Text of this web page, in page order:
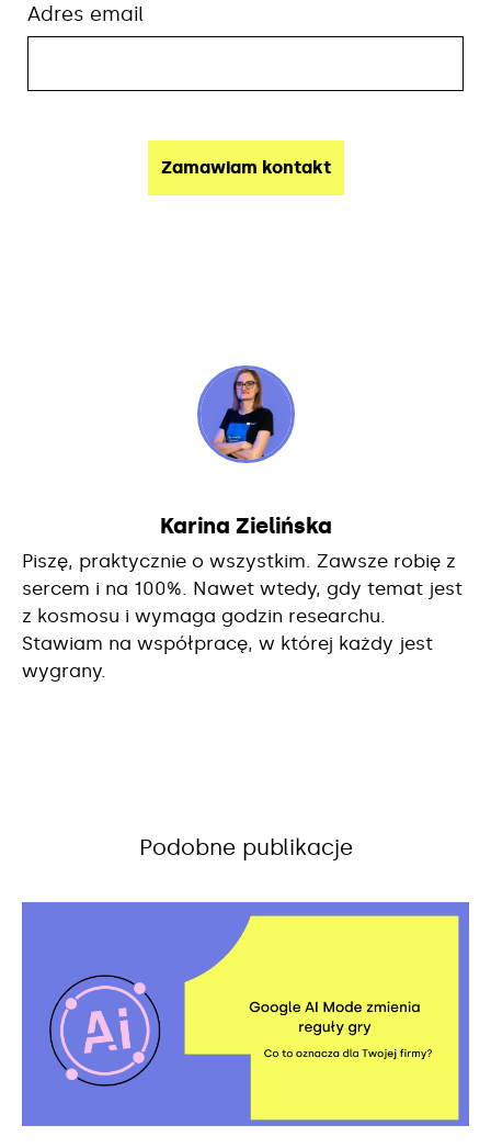
Adres email
Karina Zielińska
Piszę, praktycznie o wszystkim. Zawsze robię z
sercem i na 100%. Nawet wtedy, gdy temat jest
z kosmosu i wymaga godzin researchu.
Stawiam na współpracę, w której każdy jest
wygrany.
Podobne publikacje